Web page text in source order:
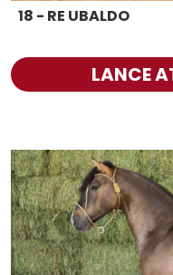
18 - RE UBALDO
LANCE